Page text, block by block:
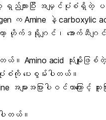
ည်လျားပြီး အမျှင်ပုံစံရှိတဲ့
က Amine နဲ့ carboxylic
တော့ ဟိုက်ဒရိုဂျင်၊ အောက်
Amino acid သုံးမျိုးဖြစ်တဲ့
ကို ပေးစွမ်းပါတယ်။
များအပြားပါဝင်တာကြောင့်
ပါတယ်။